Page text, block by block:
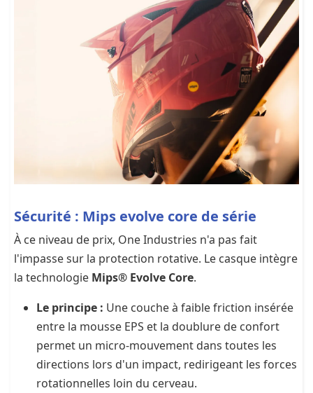
Sécurité : Mips evolve core de série
À ce niveau de prix, One Industries n'a pas fait
l'impasse sur la protection rotative. Le casque intègre
la technologie Mips® Evolve Core.
Le principe : Une couche à faible friction insérée
entre la mousse EPS et la doublure de confort
permet un micro-mouvement dans toutes les
directions lors d'un impact, redirigeant les forces
rotationnelles loin du cerveau.